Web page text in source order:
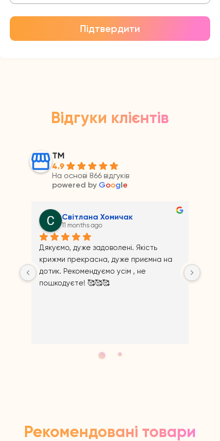
Підтвердити
Відгуки клієнтів
ТМ
4.9
На основі 866 відгуків
powered by Google
Світлана Хомичак
11 months ago
Дякуємо, дуже задоволені. Якість
крижми прекрасна, дуже приємна на
дотик. Рекомендуємо усім , не
пошкодуєте! 🥰🥰🥰
Рекомендовані товари